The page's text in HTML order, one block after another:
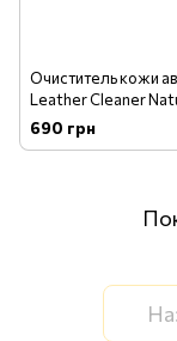
Очиститель кожи
Leather Cleaner
мл
690 грн